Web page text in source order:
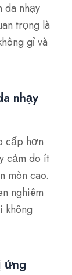
da nhạy
trọng là
gỉ và
nhạy
cấp hơn
cảm do ít
mòn cao.
nghiêm
không
ứng